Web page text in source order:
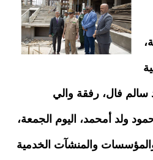
سالم فال، رفقة والي
ولد أمحمد، اليوم الجمعة،
والمنشآت الخدمية